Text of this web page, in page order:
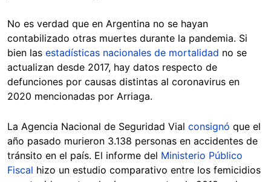
No es verdad que en Argentina no se hayan
contabilizado otras muertes durante la pandemia. Si
bien las estadísticas nacionales de mortalidad no se
actualizan desde 2017, hay datos respecto de
defunciones por causas distintas al coronavirus en
2020 mencionadas por Arriaga.
La Agencia Nacional de Seguridad Vial consignó que el
año pasado murieron 3.138 personas en accidentes de
tránsito en el país. El informe del Ministerio Público
Fiscal hizo un estudio comparativo entre los femicidios